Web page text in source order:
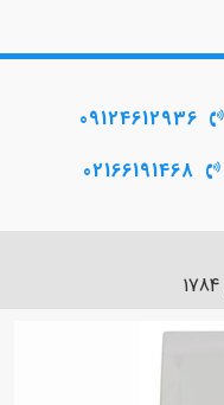
09124612936
02166191468